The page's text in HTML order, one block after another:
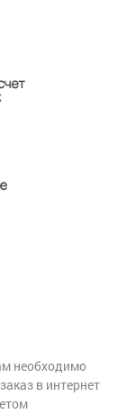
необходимо
в интернет